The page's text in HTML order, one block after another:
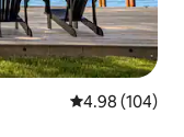
औसत रेटिंग 5 में से
4.98 (104)